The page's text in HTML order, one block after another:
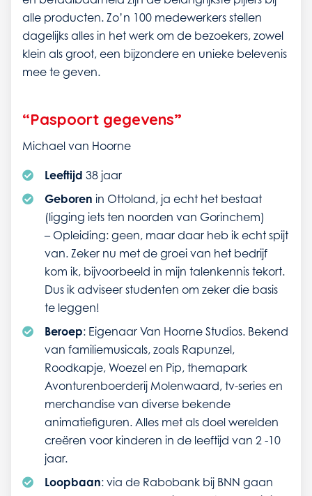
alle producten. Zo’n 100 medewerkers stellen
dagelijks alles in het werk om de bezoekers, zowel
klein als groot, een bijzondere en unieke belevenis
mee te geven.
“Paspoort gegevens”
Michael van Hoorne
Leeftijd 38 jaar
Geboren in Ottoland, ja echt het bestaat
(ligging iets ten noorden van Gorinchem)
– Opleiding: geen, maar daar heb ik echt spijt
van. Zeker nu met de groei van het bedrijf
kom ik, bijvoorbeeld in mijn talenkennis tekort.
Dus ik adviseer studenten om zeker die basis
te leggen!
Beroep: Eigenaar Van Hoorne Studios. Bekend
van familiemusicals, zoals Rapunzel,
Roodkapje, Woezel en Pip, themapark
Avonturenboerderij Molenwaard, tv-series en
merchandise van diverse bekende
animatiefiguren. Alles met als doel werelden
creëren voor kinderen in de leeftijd van 2 -10
jaar.
Loopbaan: via de Rabobank bij BNN gaan